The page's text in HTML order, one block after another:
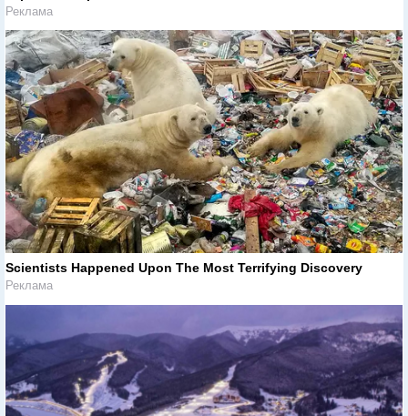
Реклама
Scientists Happened Upon The Most Terrifying Discovery
Реклама